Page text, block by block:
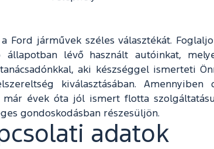
Ford járművek széles választékát.
lévő használt autóinkat,
aki készséggel ismerteti
kiválasztásában. Amennyiben
évek óta jól ismert flotta
gondoskodásban részesüljön.
adatok